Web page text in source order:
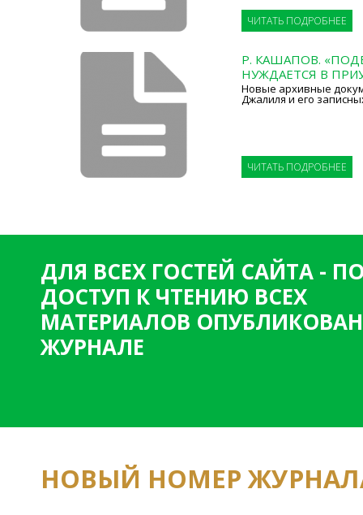
ЧИТАТЬ ПОДРОБНЕЕ
Р. КАШАПОВ.
НУЖДАЕТСЯ В
Новые архивные
Джалиля и его
ЧИТАТЬ ПОДРОБНЕЕ
ДЛЯ ВСЕХ ГОСТЕЙ САЙТА -
ДОСТУП К ЧТЕНИЮ ВСЕХ
МАТЕРИАЛОВ
ЖУРНАЛЕ
НОВЫЙ НОМЕР